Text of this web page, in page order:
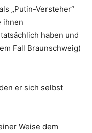
„Putin-Versteher“
ihnen
haben und
Fall Braunschweig)
er sich selbst
Weise dem